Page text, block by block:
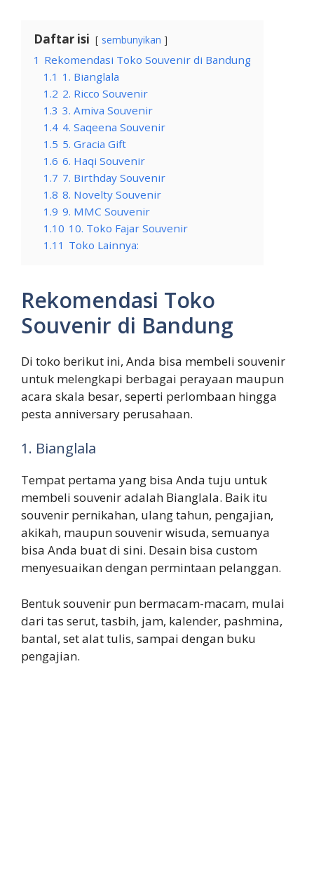
Daftar isi sembunyikan
1 Rekomendasi Toko Souvenir di Bandung
1.1 1. Bianglala
1.2 2. Ricco Souvenir
1.3 3. Amiva Souvenir
1.4 4. Saqeena Souvenir
1.5 5. Gracia Gift
1.6 6. Haqi Souvenir
1.7 7. Birthday Souvenir
1.8 8. Novelty Souvenir
1.9 9. MMC Souvenir
1.10 10. Toko Fajar Souvenir
1.11 Toko Lainnya:
Rekomendasi Toko
Souvenir di Bandung
Di toko berikut ini, Anda bisa membeli souvenir
untuk melengkapi berbagai perayaan maupun
acara skala besar, seperti perlombaan hingga
pesta anniversary perusahaan.
1. Bianglala
Tempat pertama yang bisa Anda tuju untuk
membeli souvenir adalah Bianglala. Baik itu
souvenir pernikahan, ulang tahun, pengajian,
akikah, maupun souvenir wisuda, semuanya
bisa Anda buat di sini. Desain bisa custom
menyesuaikan dengan permintaan pelanggan.
Bentuk souvenir pun bermacam-macam, mulai
dari tas serut, tasbih, jam, kalender, pashmina,
bantal, set alat tulis, sampai dengan buku
pengajian.